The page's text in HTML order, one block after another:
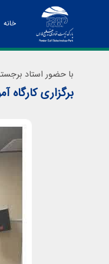
خانه
با حضور استاد
برگزاری